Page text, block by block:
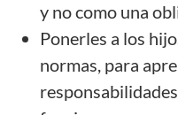
y no como una
Ponerles a los
normas, para